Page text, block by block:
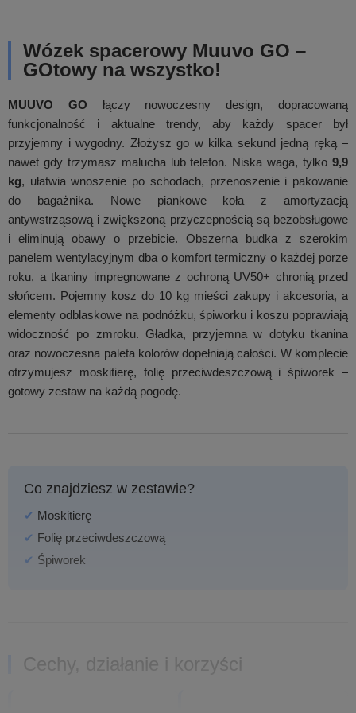
Wózek spacerowy Muuvo GO –
GOtowy na wszystko!
MUUVO GO łączy nowoczesny design, dopracowaną
funkcjonalność i aktualne trendy, aby każdy spacer był
przyjemny i wygodny. Złożysz go w kilka sekund jedną ręką –
nawet gdy trzymasz malucha lub telefon. Niska waga, tylko 9,9
kg, ułatwia wnoszenie po schodach, przenoszenie i pakowanie
do bagażnika. Nowe piankowe koła z amortyzacją
antywstrząsową i zwiększoną przyczepnością są bezobsługowe
i eliminują obawy o przebicie. Obszerna budka z szerokim
panelem wentylacyjnym dba o komfort termiczny o każdej porze
roku, a tkaniny impregnowane z ochroną UV50+ chronią przed
słońcem. Pojemny kosz do 10 kg mieści zakupy i akcesoria, a
elementy odblaskowe na podnóżku, śpiworku i koszu poprawiają
widoczność po zmroku. Gładka, przyjemna w dotyku tkanina
oraz nowoczesna paleta kolorów dopełniają całości. W komplecie
otrzymujesz moskitierę, folię przeciwdeszczową i śpiworek –
gotowy zestaw na każdą pogodę.
Co znajdziesz w zestawie?
✔ Moskitierę
✔ Folię przeciwdeszczową
✔ Śpiworek
Cechy, działanie i korzyści